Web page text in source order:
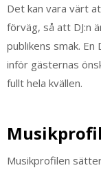
Det kan vara värt
förväg, så att DJ:n
publikens smak. En
inför gästernas
fullt hela kvällen.
Musikprofilen